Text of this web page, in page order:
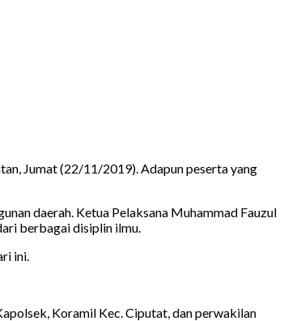
Jumat (22/11/2019). Adapun peserta yang
daerah. Ketua Pelaksana Muhammad Fauzul
berbagai disiplin ilmu.
ini.
Koramil Kec. Ciputat, dan perwakilan